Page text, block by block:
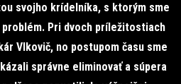
svojho krídelníka, s ktorým sme
Pri dvoch príležitostiach
Vlkovič, no postupom času sme
správne eliminovať a súpera